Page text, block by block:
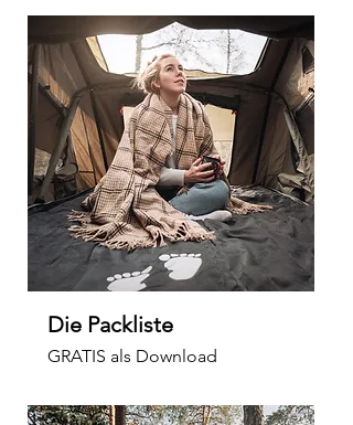
Die Packliste
GRATIS als Download